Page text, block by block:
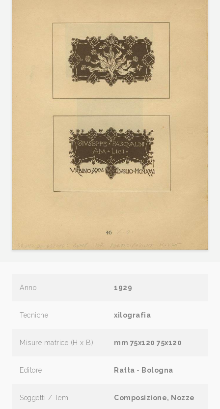
Anno 1929
Tecniche xilografia
Misure matrice (H x B) mm 75x120 75x120
Editore Ratta - Bologna
Soggetti / Temi Composizione, Nozze